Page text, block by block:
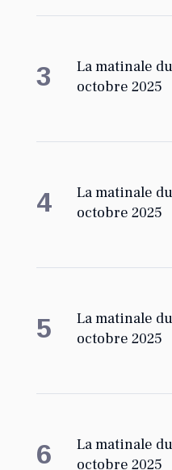
3
La matinale
octobre 2025
4
La matinale
octobre 2025
5
La matinale
octobre 2025
6
La matinale
octobre 2025